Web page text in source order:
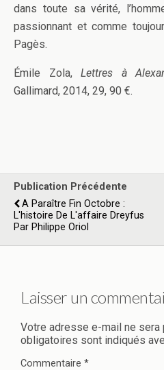
dans toute sa vérité,
passionnant et comme
Pagès.
Émile Zola, Lettres à
Gallimard, 2014, 29, 90 €.
Publication Précédente
A Paraître Fin Octobre :
L'histoire De L'affaire Dreyfus
Par Philippe Oriol
Laisser un
Votre adresse e-mail ne sera
obligatoires sont indiqués
Commentaire *